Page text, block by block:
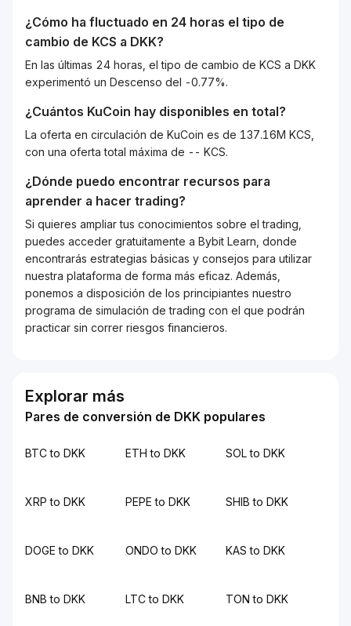
¿Cómo ha fluctuado en 24 horas el tipo de
cambio de KCS a DKK?
En las últimas 24 horas, el tipo de cambio de KCS a DKK
experimentó un Descenso del -0.77%.
¿Cuántos KuCoin hay disponibles en total?
La oferta en circulación de KuCoin es de 137.16M KCS,
con una oferta total máxima de -- KCS.
¿Dónde puedo encontrar recursos para
aprender a hacer trading?
Si quieres ampliar tus conocimientos sobre el trading,
puedes acceder gratuitamente a Bybit Learn, donde
encontrarás estrategias básicas y consejos para utilizar
nuestra plataforma de forma más eficaz. Además,
ponemos a disposición de los principiantes nuestro
programa de simulación de trading con el que podrán
practicar sin correr riesgos financieros.
Explorar más
Pares de conversión de DKK populares
BTC to DKK ETH to DKK SOL to DKK
XRP to DKK PEPE to DKK SHIB to DKK
DOGE to DKK ONDO to DKK KAS to DKK
BNB to DKK LTC to DKK TON to DKK